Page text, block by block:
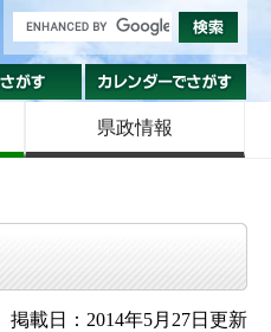
組織でさがす
県政情報
掲載日：2014年5月27日更新